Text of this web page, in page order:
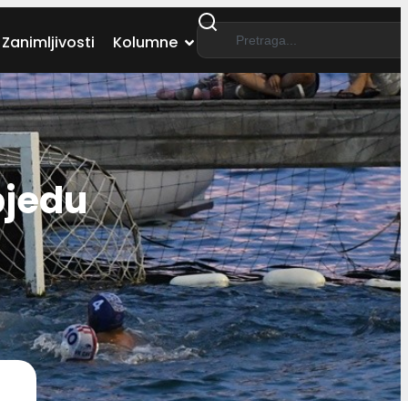
Zanimljivosti Kolumne